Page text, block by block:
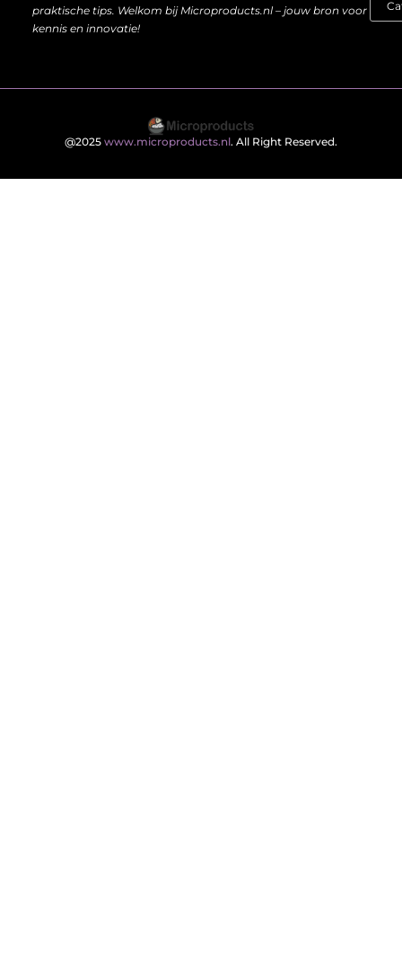
praktische tips. Welkom bij Microproducts.nl – jouw bron voor
kennis en innovatie!
@2025 www.microproducts.nl. All Right Reserved.